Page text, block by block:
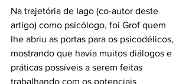
Na trajetória de Iago (co-autor deste
artigo) como psicólogo, foi Grof quem
lhe abriu as portas para os psicodélicos,
mostrando que havia muitos diálogos e
práticas possíveis a serem feitas
trabalhando com os potenciais